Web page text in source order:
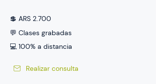
💲 ARS 2.700
💬 Clases grabadas
💻 100% a distancia
Realizar consulta